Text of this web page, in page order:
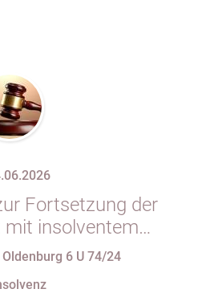
Fortsetzung der
mit insolventem
Oldenburg 6 U 74/24